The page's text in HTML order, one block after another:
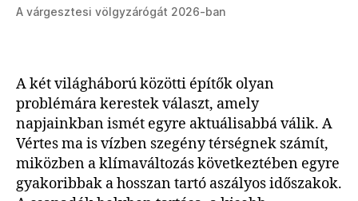
A várgesztesi völgyzárógát 2026-ban
A két világháború közötti építők olyan
problémára kerestek választ, amely
napjainkban ismét egyre aktuálisabbá válik. A
Vértes ma is vízben szegény térségnek számít,
miközben a klímaváltozás következtében egyre
gyakoribbak a hosszan tartó aszályos időszakok.